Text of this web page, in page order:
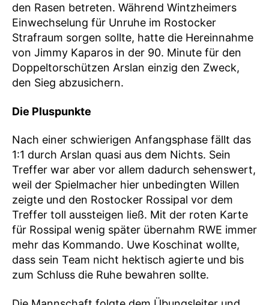
den Rasen betreten. Während Wintzheimers
Einwechselung für Unruhe im Rostocker
Strafraum sorgen sollte, hatte die Hereinnahme
von Jimmy Kaparos in der 90. Minute für den
Doppeltorschützen Arslan einzig den Zweck,
den Sieg abzusichern.
Die Pluspunkte
Nach einer schwierigen Anfangsphase fällt das
1:1 durch Arslan quasi aus dem Nichts. Sein
Treffer war aber vor allem dadurch sehenswert,
weil der Spielmacher hier unbedingten Willen
zeigte und den Rostocker Rossipal vor dem
Treffer toll aussteigen ließ. Mit der roten Karte
für Rossipal wenig später übernahm RWE immer
mehr das Kommando. Uwe Koschinat wollte,
dass sein Team nicht hektisch agierte und bis
zum Schluss die Ruhe bewahren sollte.